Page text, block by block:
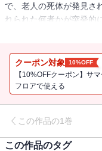
で、老人の死体が発見さ
れられた何者かが突発的
が盗まれた形跡はない。
の様相を変えた。しだい
して臓腑をえぐる真相。
を成し遂げ、CWAゴー
クーポン対象 10%OFF
【10%OFFクーポン】サ
フロアで使える
この作品の1巻
この作品のタグ